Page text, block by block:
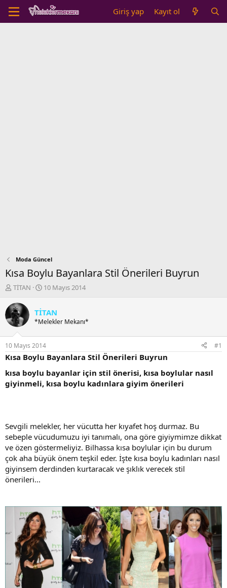
Giriş yap Kayıt ol
Moda Güncel
Kısa Boylu Bayanlara Stil Önerileri Buyrun
K
n
b
u
y
u
b
a
l
a
TİTAN
B
l
a
g
ı
ç
a
r
10 Mayıs 2014
TİTAN
*Melekler Mekanı*
10 Mayıs 2014 #1
Kısa Boylu Bayanlara Stil Önerileri Buyrun
kısa boylu bayanlar için stil önerisi, kısa boylular nasıl
giyinmeli, kısa boylu kadınlara giyim önerileri
Sevgili melekler, her vücutta her kıyafet hoş durmaz. Bu
sebeple vücudumuzu iyi tanımalı, ona göre giyiymimze dikkat
ve özen göstermeliyiz. Bilhassa kısa boylular için bu durum
çok aha büyük önem teşkil eder. İşte kısa boylu kadınları nasıl
giyinsem derdinden kurtaracak ve şıklık verecek stil
önerileri...